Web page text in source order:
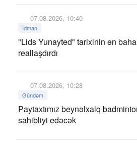
07.08.2026, 10:40
İdman
"Lids Yunayted" tarixinin ən
reallaşdırdı
07.08.2026, 10:28
Gündəm
Paytaxtımız beynəlxalq
sahibliyi edəcək